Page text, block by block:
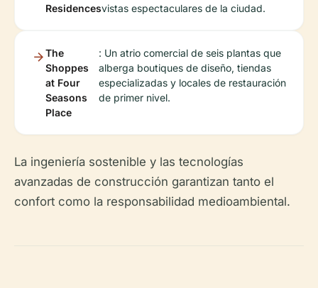
Residencesvistas espectaculares de la ciudad.
The
Shoppes
at Four
Seasons
Place
: Un atrio comercial de seis plantas que
alberga boutiques de diseño, tiendas
especializadas y locales de restauración
de primer nivel.
La ingeniería sostenible y las tecnologías
avanzadas de construcción garantizan tanto el
confort como la responsabilidad medioambiental.